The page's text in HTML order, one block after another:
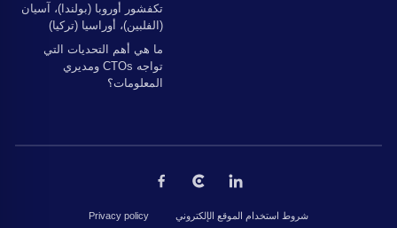
تكفشور أوروبا (بولندا)، آسيان
(الفلبين)، أوراسيا (تركيا)
ما هي أهم التحديات التي
تواجه CTOs ومديري
المعلومات؟
Privacy policy شروط استخدام الموقع الإلكتروني